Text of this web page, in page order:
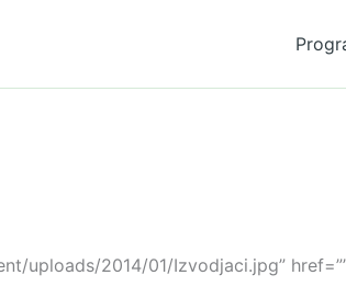
uploads/2014/01/Izvodjaci.jpg”